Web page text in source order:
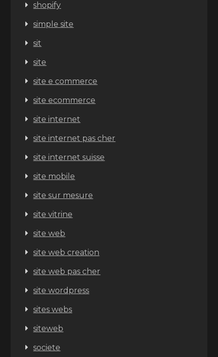
shopify
simple site
sit
site
site e commerce
site ecommerce
site internet
site internet pas cher
site internet suisse
site mobile
site sur mesure
site vitrine
site web
site web creation
site web pas cher
site wordpress
sites webs
siteweb
societe